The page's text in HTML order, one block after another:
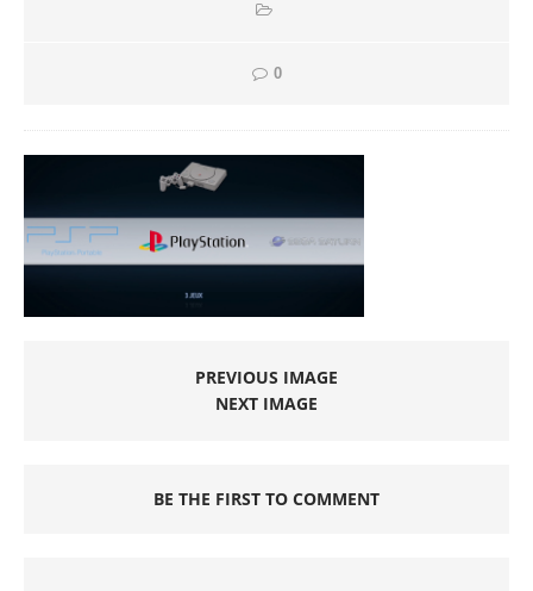
0
PREVIOUS IMAGE
NEXT IMAGE
BE THE FIRST TO COMMENT